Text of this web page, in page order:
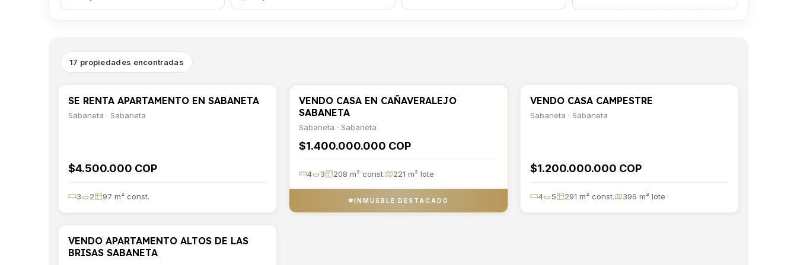
17 propiedades encontradas
ARRIENDO DEPARTAMENTO
SE RENTA APARTAMENTO EN SABANETA
Sabaneta · Sabaneta
$4.500.000 COP
3 2 97 m² const.
VENTA
VENDO CASA EN CAÑAVERALEJO
SABANETA
Sabaneta · Sabaneta
$1.400.000.000 COP
4 3 208 m² const. 221 m² lote
INMUEBLE DESTACADO
VENTA
VENDO CASA CAMPESTRE
Sabaneta · Sabaneta
$1.200.000.000 COP
4 5 291 m² const. 396 m² lote
VENTA DEPARTAMENTO
VENDO APARTAMENTO ALTOS DE LAS
BRISAS SABANETA